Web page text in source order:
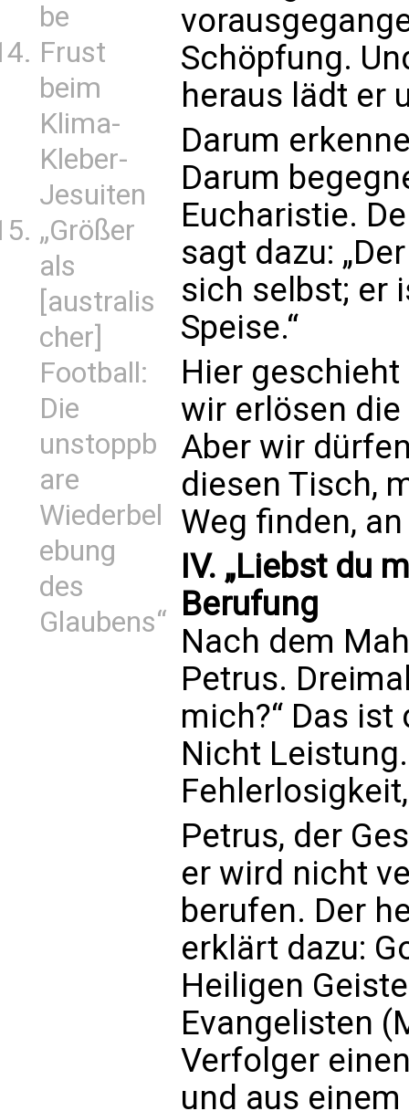
be
Frust
beim
Klima-
Kleber-
Jesuiten
„Größer
als
[australis
cher]
Football:
Die
unstoppb
are
Wiederbel
ebung
des
Glaubens“
Schöpfung.
heraus lädt er
Darum
Darum
Eucharistie.
sagt dazu:
sich selbst; er
Speise.“
Hier
wir erlösen
Aber wir
diesen Tisch,
Weg finden,
IV. „Liebst du
Berufung
Nach dem
Petrus.
mich?“ Das
Nicht
Petrus, der
er wird nicht
berufen. Der
erklärt dazu:
Heiligen
Evangelisten
Verfolger
und aus